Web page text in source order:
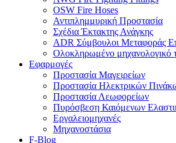
OSW Fire Hoses
Αντιπλημμυρική Προστασία
Σχέδια Έκτακτης Ανάγκης
ADR Σύμβουλοι Μεταφοράς
Ολοκληρωμένο μηχανολογικό
Εφαρμογές
Προστασία Μαγειρείων
Προστασία Ηλεκτρικών
Προστασία Λεωφορείων
Πυρόσβεση Καιόμενων
Εργαλειομηχανές
Μηχανοστάσια
F-Blog